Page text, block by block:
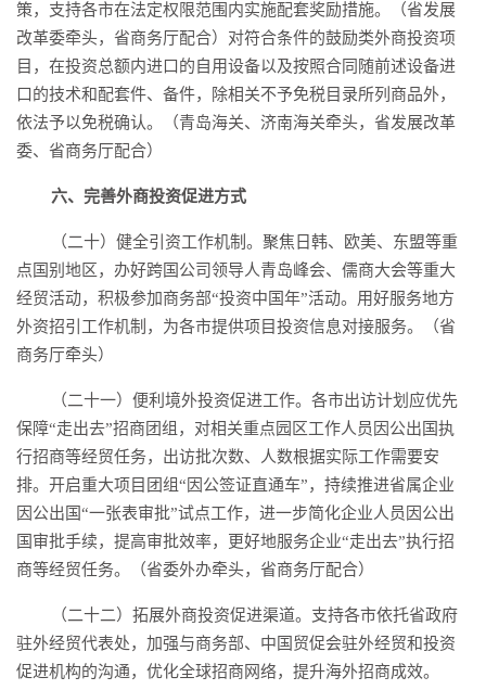
策，支持各市在法定权限范围内实施配套奖励措施。（省发展
改革委牵头，省商务厅配合）对符合条件的鼓励类外商投资项
目，在投资总额内进口的自用设备以及按照合同随前述设备进
口的技术和配套件、备件，除相关不予免税目录所列商品外，
依法予以免税确认。（青岛海关、济南海关牵头，省发展改革
委、省商务厅配合）
六、完善外商投资促进方式
（二十）健全引资工作机制。聚焦日韩、欧美、东盟等重
点国别地区，办好跨国公司领导人青岛峰会、儒商大会等重大
经贸活动，积极参加商务部“投资中国年”活动。用好服务地方
外资招引工作机制，为各市提供项目投资信息对接服务。（省
商务厅牵头）
（二十一）便利境外投资促进工作。各市出访计划应优先
保障“走出去”招商团组，对相关重点园区工作人员因公出国执
行招商等经贸任务，出访批次数、人数根据实际工作需要安
排。开启重大项目团组“因公签证直通车”，持续推进省属企业
因公出国“一张表审批”试点工作，进一步简化企业人员因公出
国审批手续，提高审批效率，更好地服务企业“走出去”执行招
商等经贸任务。（省委外办牵头，省商务厅配合）
（二十二）拓展外商投资促进渠道。支持各市依托省政府
驻外经贸代表处，加强与商务部、中国贸促会驻外经贸和投资
促进机构的沟通，优化全球招商网络，提升海外招商成效。